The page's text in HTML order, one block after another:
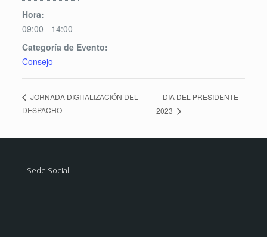
Hora:
09:00 - 14:00
Categoría de Evento:
Consejo
JORNADA DIGITALIZACIÓN DEL
DESPACHO
DIA DEL PRESIDENTE
2023
Sede Social